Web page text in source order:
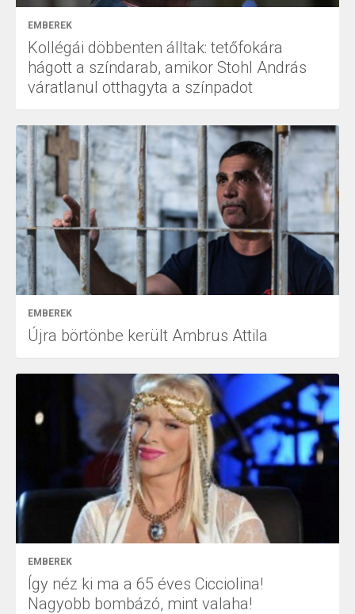
EMBEREK
Kollégái döbbenten álltak: tetőfokára
hágott a színdarab, amikor Stohl András
váratlanul otthagyta a színpadot
EMBEREK
Újra börtönbe került Ambrus Attila
EMBEREK
Így néz ki ma a 65 éves Cicciolina!
Nagyobb bombázó, mint valaha!